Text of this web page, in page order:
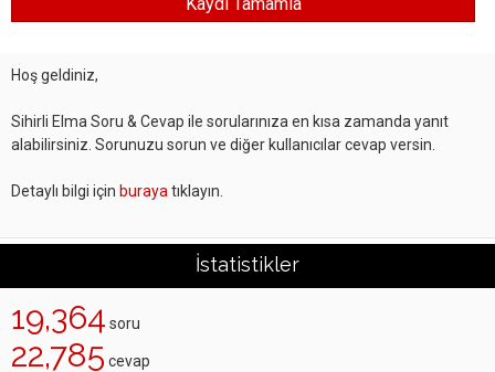
Hoş geldiniz,
Sihirli Elma Soru & Cevap ile sorularınıza en kısa zamanda yanıt
alabilirsiniz. Sorunuzu sorun ve diğer kullanıcılar cevap versin.
Detaylı bilgi için buraya tıklayın.
İstatistikler
19,364 soru
22,785 cevap